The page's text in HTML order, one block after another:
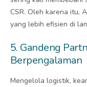
CSR. Oleh karena itu,
yang lebih efisien di
5. Gandeng
Berpengalaman
Mengelola logistik,